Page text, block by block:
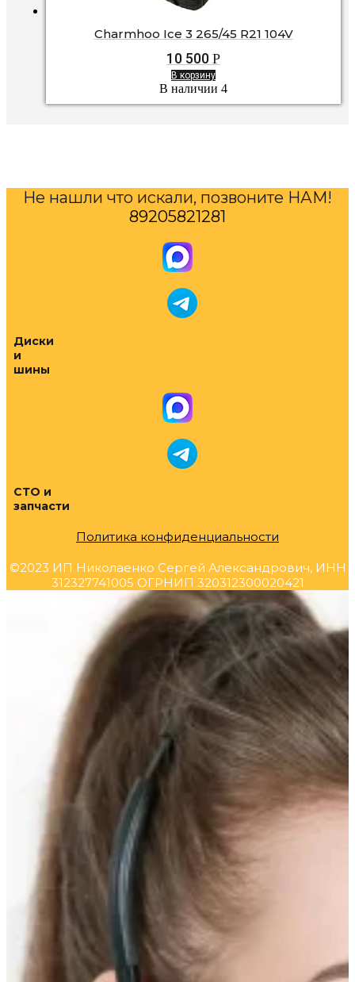
Charmhoo Ice 3 265/45 R21 104V
10 500 Р
В корзину
В наличии 4
Не нашли что искали, позвоните НАМ!
89205821281
Диски
и
шины
СТО и
запчасти
Политика конфиденциальности
©2023 ИП Николаенко Сергей Александрович, ИНН
312327741005 ОГРНИП 320312300020421